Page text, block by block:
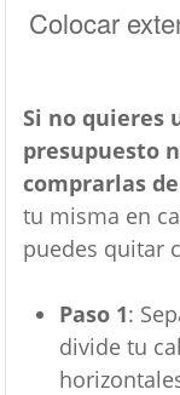
Colocar
Si no quieres
presupuesto
comprarlas
tu misma en
puedes quitar
Paso 1:
divide tu